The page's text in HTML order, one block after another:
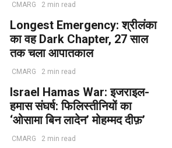
CMARG 2 min read
Longest Emergency: श्रीलंका
का वह Dark Chapter, 27 साल
तक चला आपातकाल
CMARG 2 min read
Israel Hamas War: इजराइल-
हमास संघर्ष: फिलिस्तीनियों का
‘ओसामा बिन लादेन’ मोहम्मद दीफ़’
CMARG 2 min read